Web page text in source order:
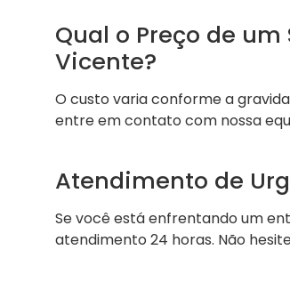
Qual o Preço de
Vicente?
O custo varia conforme a
entre em contato com nossa
Atendimento de
Se você está enfrentando um
atendimento 24 horas. Não